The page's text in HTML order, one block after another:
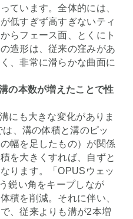
ています。全体的には、
低すぎず高すぎないティ
らフェース面、とくにト
造形は、従来の窪みがあ
、非常に滑らかな曲面に
の本数が増えたことで性
にも大きな変化がありま
、溝の体積と溝のピッ
幅を足したもの）が関係
を大きくすれば、自ずと
ります。「OPUSウェッ
鋭い角をキープしなが
積を削減。それに伴い、
、従来よりも溝が2本増